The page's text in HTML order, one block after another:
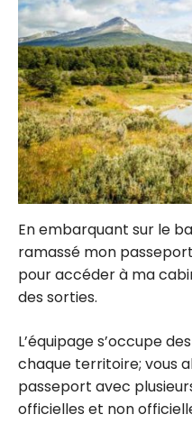
En embarquant sur le
ramassé mon
pour accéder à ma
des sorties.
L’équipage s’occupe
chaque territoire; vous
passeport avec
officielles et non